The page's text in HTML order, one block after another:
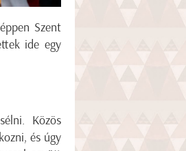
Szent
ide egy
Közös
és úgy